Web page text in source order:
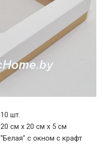
10 шт.
20 см х 20 см х 5 см
"Белая" с окном c крафт